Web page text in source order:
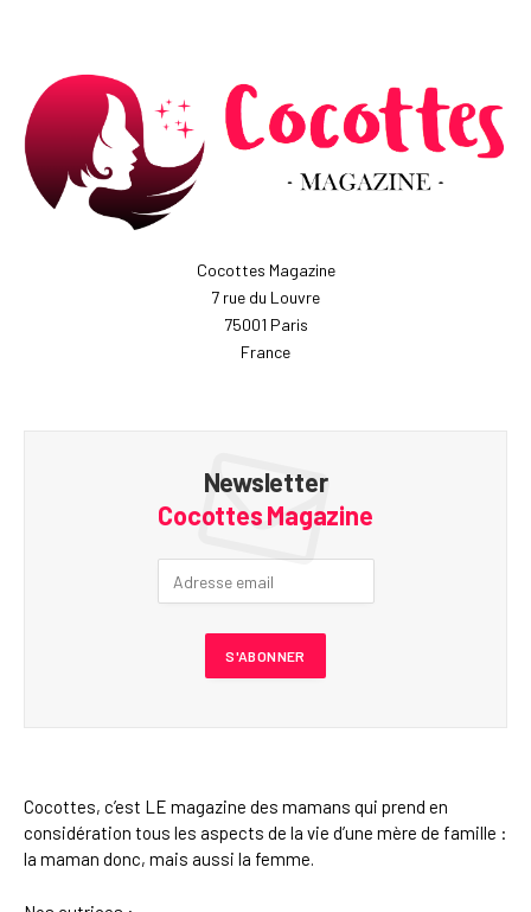
Cocottes Magazine
7 rue du Louvre
75001 Paris
France
Newsletter
Cocottes Magazine
Cocottes, c’est LE magazine des mamans qui prend en
considération tous les aspects de la vie d’une mère de famille :
la maman donc, mais aussi la femme.